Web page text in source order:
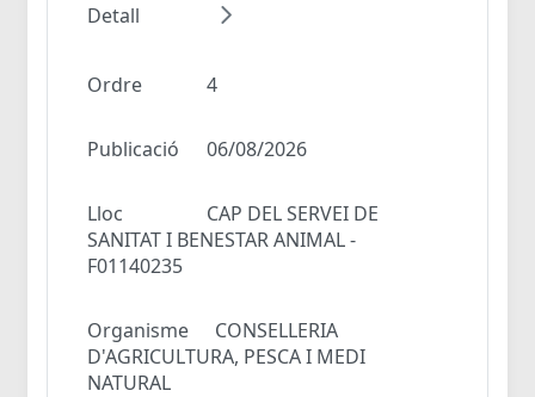
Detall
Ordre 4
Publicació 06/08/2026
Lloc
CAP DEL SERVEI DE
SANITAT I BENESTAR ANIMAL -
F01140235
Organisme
CONSELLERIA
D'AGRICULTURA, PESCA I MEDI
NATURAL